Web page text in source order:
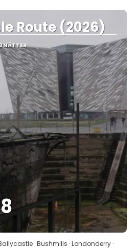
Route (2026)
NÄTTER
Se · Bushmills · Londonderry ·